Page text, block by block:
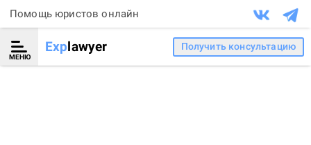
Помощь юристов онлайн
МЕНЮ
Explawyer Получить консультацию